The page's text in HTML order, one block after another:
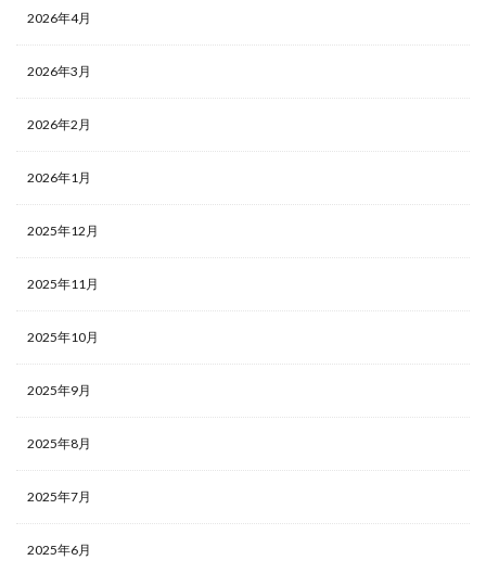
2026年4月
2026年3月
2026年2月
2026年1月
2025年12月
2025年11月
2025年10月
2025年9月
2025年8月
2025年7月
2025年6月